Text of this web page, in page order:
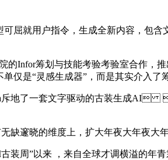
用户指令，生成全新内容，包含
的Infor筹划与技能考验考验室合作
单仅是“灵感生成器”，而是其实介入了筹
地了一套文字驱动的古装生成AI 。
无缺邃晓的维度上 ，扩大年夜大年夜
“AI古装周”以来 ，来自全球才调横